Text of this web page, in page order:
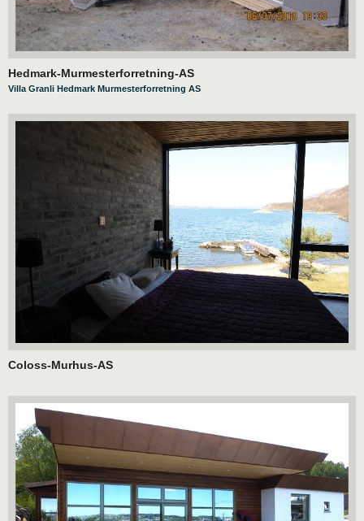
Hedmark-Murmesterforretning-AS
Villa Granli Hedmark Murmesterforretning AS
Coloss-Murhus-AS